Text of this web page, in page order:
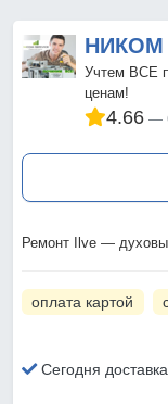
НИКОМ
Учтем ВСЕ
ценам!
4.66
Ремонт Ilve —
оплата картой
Сегодня